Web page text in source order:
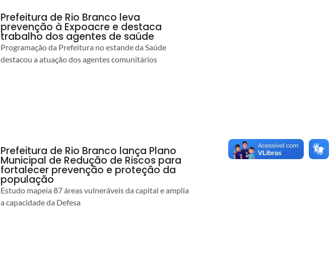
Prefeitura de Rio Branco leva
prevenção à Expoacre e destaca
trabalho dos agentes de saúde
Programação da Prefeitura no estande da Saúde
destacou a atuação dos agentes comunitários
Prefeitura de Rio Branco lança Plano
Municipal de Redução de Riscos para
fortalecer prevenção e proteção da
população
Estudo mapeia 87 áreas vulneráveis da capital e amplia
a capacidade da Defesa